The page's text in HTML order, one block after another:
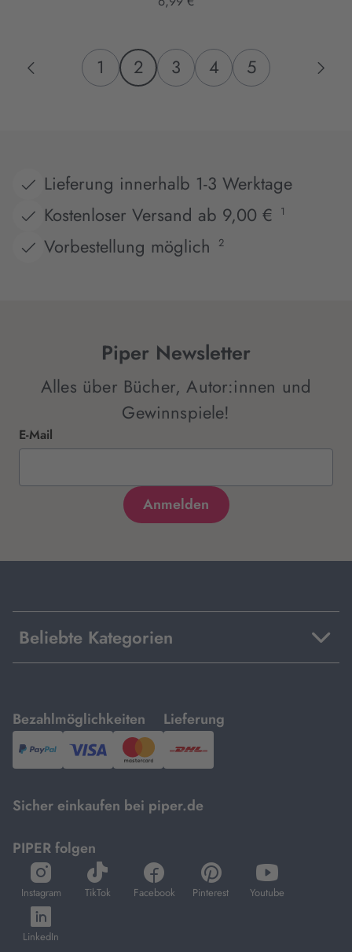
1 2 3 4 5
Lieferung innerhalb 1-3 Werktage
Kostenloser Versand ab 9,00 €
1
Vorbestellung möglich 2
Piper Newsletter
Alles über Bücher, Autor:innen und
Gewinnspiele!
E-Mail
Beliebte Kategorien
Bezahlmöglichkeiten
mit
PayPal,Visa
und
Lieferung
mit
DHL.
Sicher einkaufen bei piper.de
PIPER folgen
Instagram
öffnet
in
neuem
Tab
TikTok
öffnet
in
Facebook
öffnet
in
Pinterest
öffnet
in
Youtube
öffnet
in
LinkedIn
öffnet
in